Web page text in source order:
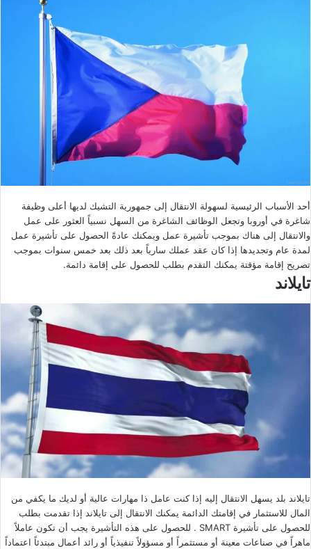
أحد الأسباب الرئيسية لسهولة الانتقال إلى جمهورية التشيك لديها أعلى وظيفة
شاغرة في أوروبا وتجعل الوظائف الشاغرة من السهل نسبياً العثور على عمل
والانتقال إلى هناك بموجب تأشيرة عمل ويمكنك عادةً الحصول على تأشيرة عمل
لمدة عام وتجديدها إذا كان عقد عملك سارياً بعد ذلك بعد خمس سنوات بموجب
تصريح إقامة مؤقتة يمكنك التقدم بطلب للحصول على إقامة دائمة.
تايلاند
تايلاند بلد يسهل الانتقال إليه إذا كنت عامل ذا مهارات عالية أو لديك ما يكفي من
المال للاستثمار في إقامتك الدائمة يمكنك الانتقال إلى تايلاند إذا تقدمت بطلب
للحصول على تأشيرة SMART . للحصول على هذه التأشيرة يجب أن تكون عاملاً
ماهراً في صناعات معينة أو مستثمراً أو مسؤولاً تنفيذياً أو رائد أعمال مبتدئاً اعتماداً